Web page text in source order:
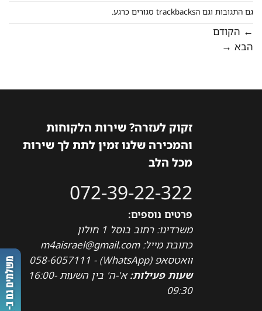
גם התגובות וגם הtrackbacks סגורים כרגע.
←הקודם
הבא →
זקוק לעזרה? שירות הלקוחות
והמכירה שלנו זמין לתת לך שירות
מכל הלב
072-39-22-322
פרטים נוספים:
משרדינו: רחוב בוסל 1 חולון
כתובת מייל: m4aisrael@gmail.com
וואטסאפ (WhatsApp) - 058-6057111
שעות פעילות:
א'-ה' בין השעות 16:00-
09:30